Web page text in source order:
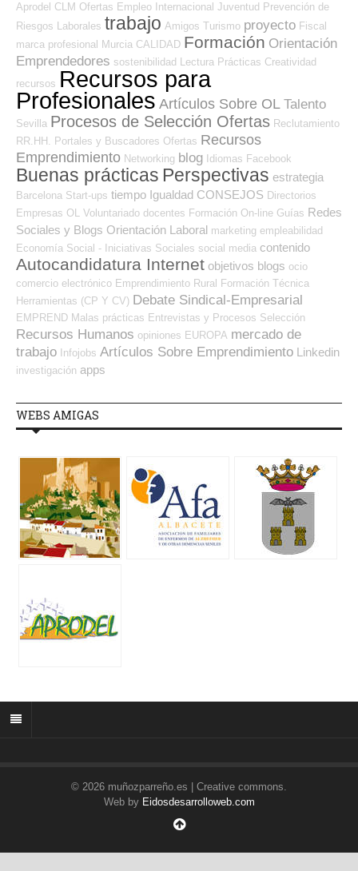
Aprodel CLM Ofertas Empleo Internacional Juventud Prevención de
Riesgos Laborales trabajo Amigos Turismo proyecto Fiscal
marca profesional Murcia CALIDAD Formación Orientación
Emprendedores sostenibilidad Lectura Prácticas Creatividad
recursos Recursos para
Profesionales Artículos Sobre OL Talento
Sevilla Procesos de Selección Ofertas Reclutamiento
RR.HH. Portales y Buscadores Ofertas Recursos
Emprendimiento Networking blog Idiomas Facebook
Buenas prácticas Perspectivas estrategia
Barcelona Start-ups tiempo Igualdad CONSEJOS Directorios
Empresas OL Voluntariado docentes Formación On-line Guías Redes
Sociales y Blogs Orientación Laboral marketing empleabilidad
Economía Social - Iniciativas Sociales social media contenido
Autocandidatura Internet objetivos blogs ocio
comercio electrónico Emprendimiento Rural Formación Técnica
Herramientas (CP Y CV) Debate Sindical-Empresarial
EMPREND Malas prácticas Entrevistas y Procesos Selección
Recursos Humanos opiniones EUROPA mercado de
trabajo Infojobs Artículos Sobre Emprendimiento Linkedin
investigación apps
WEBS AMIGAS
© 2026 muñozparreño.es | Creative commons.
Web by Eidosdesarrolloweb.com